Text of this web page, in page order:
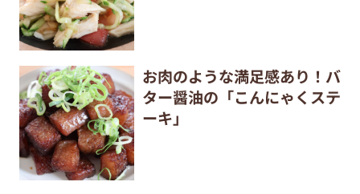
お肉のような満足感あり！バ
ター醤油の「こんにゃくステ
ーキ」